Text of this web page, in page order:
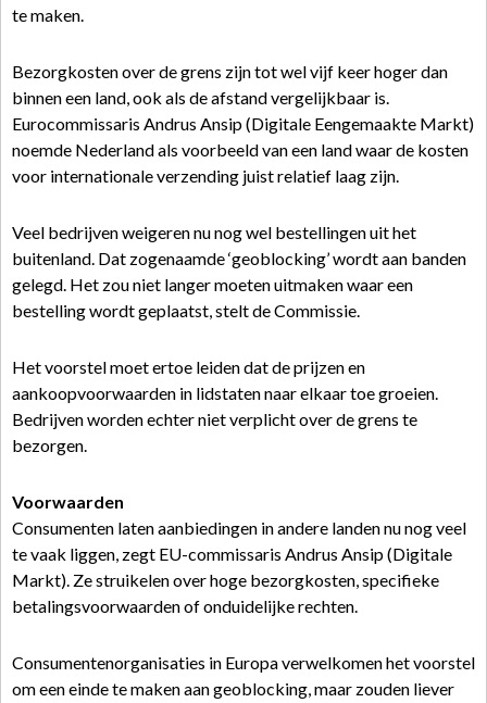
te maken.
Bezorgkosten over de grens zijn tot wel vijf keer hoger dan
binnen een land, ook als de afstand vergelijkbaar is.
Eurocommissaris Andrus Ansip (Digitale Eengemaakte Markt)
noemde Nederland als voorbeeld van een land waar de kosten
voor internationale verzending juist relatief laag zijn.
Veel bedrijven weigeren nu nog wel bestellingen uit het
buitenland. Dat zogenaamde ‘geoblocking’ wordt aan banden
gelegd. Het zou niet langer moeten uitmaken waar een
bestelling wordt geplaatst, stelt de Commissie.
Het voorstel moet ertoe leiden dat de prijzen en
aankoopvoorwaarden in lidstaten naar elkaar toe groeien.
Bedrijven worden echter niet verplicht over de grens te
bezorgen.
Voorwaarden
Consumenten laten aanbiedingen in andere landen nu nog veel
te vaak liggen, zegt EU-commissaris Andrus Ansip (Digitale
Markt). Ze struikelen over hoge bezorgkosten, specifieke
betalingsvoorwaarden of onduidelijke rechten.
Consumentenorganisaties in Europa verwelkomen het voorstel
om een einde te maken aan geoblocking, maar zouden liever